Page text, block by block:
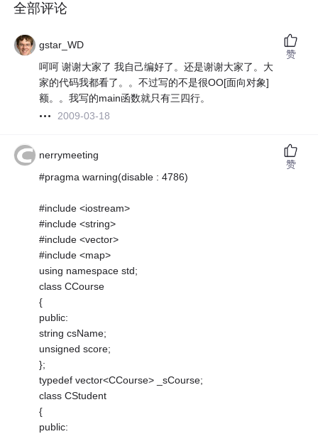
全部评论
gstar_WD
呵呵 谢谢大家了 我自己编好了。还是谢谢大家了。大
家的代码我都看了。。不过写的不是很OO[面向对象]
额。。我写的main函数就只有三四行。
2009-03-18
赞
nerrymeeting
#pragma warning(disable : 4786)
#include <iostream>
#include <string>
#include <vector>
#include <map>
using namespace std;
class CCourse
{
public:
string csName;
unsigned score;
};
typedef vector<CCourse> _sCourse;
class CStudent
{
public:
赞